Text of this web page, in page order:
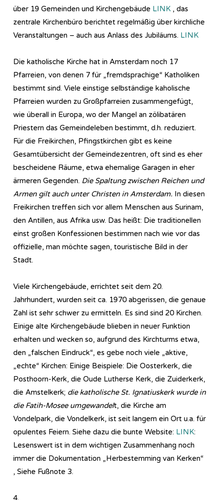
über 19 Gemeinden und Kirchengebäude LINK , das
zentrale Kirchenbüro berichtet regelmäßig über kirchliche
Veranstaltungen – auch aus Anlass des Jubiläums. LINK
Die katholische Kirche hat in Amsterdam noch 17
Pfarreien, von denen 7 für „fremdsprachige“ Katholiken
bestimmt sind. Viele einstige selbständige kaholische
Pfarreien wurden zu Großpfarreien zusammengefügt,
wie überall in Europa, wo der Mangel an zölibatären
Priestern das Gemeindeleben bestimmt, d.h. reduziert.
Für die Freikirchen, Pfingstkirchen gibt es keine
Gesamtübersicht der Gemeindezentren, oft sind es eher
bescheidene Räume, etwa ehemalige Garagen in eher
ärmeren Gegenden. Die Spaltung zwischen Reichen und
Armen gilt auch unter Christen in Amsterdam. In diesen
Freikirchen treffen sich vor allem Menschen aus Surinam,
den Antillen, aus Afrika usw. Das heißt: Die traditionellen
einst großen Konfessionen bestimmen nach wie vor das
offizielle, man möchte sagen, touristische Bild in der
Stadt.
Viele Kirchengebäude, errichtet seit dem 20.
Jahrhundert, wurden seit ca. 1970 abgerissen, die genaue
Zahl ist sehr schwer zu ermitteln. Es sind sind 20 Kirchen.
Einige alte Kirchengebäude blieben in neuer Funktion
erhalten und wecken so, aufgrund des Kirchturms etwa,
den „falschen Eindruck“, es gebe noch viele „aktive,
„echte“ Kirchen: Einige Beispiele: Die Oosterkerk, die
Posthoorn-Kerk, die Oude Lutherse Kerk, die Zuiderkerk,
die Amstelkerk; die katholische St. Ignatiuskerk wurde in
die Fatih-Mosee umgewandelt, die Kirche am
Vondelpark, die Vondelkerk, ist seit langem ein Ort u.a. für
opulentes Feiern. Siehe dazu die bunte Website: LINK:
Lesenswert ist in dem wichtigen Zusammenhang noch
immer die Dokumentation „Herbestemming van Kerken“
, Siehe Fußnote 3.
4.